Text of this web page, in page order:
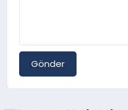
Gönder